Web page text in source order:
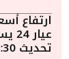
ارتفاع
تحديث 08:30 مساءًا